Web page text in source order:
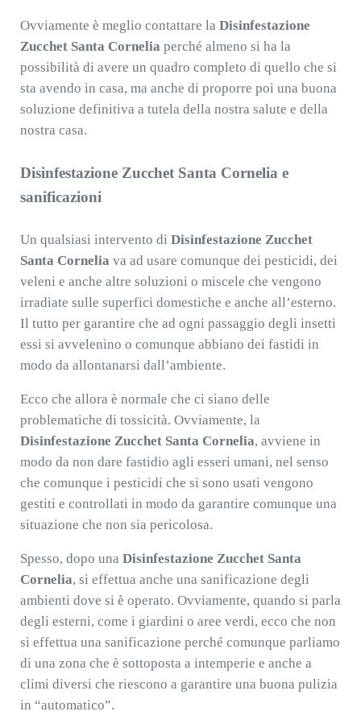
Ovviamente è meglio contattare la Disinfestazione
Zucchet Santa Cornelia perché almeno si ha la
possibilità di avere un quadro completo di quello che si
sta avendo in casa, ma anche di proporre poi una buona
soluzione definitiva a tutela della nostra salute e della
nostra casa.
Disinfestazione Zucchet Santa Cornelia e
sanificazioni
Un qualsiasi intervento di Disinfestazione Zucchet
Santa Cornelia va ad usare comunque dei pesticidi, dei
veleni e anche altre soluzioni o miscele che vengono
irradiate sulle superfici domestiche e anche all’esterno.
Il tutto per garantire che ad ogni passaggio degli insetti
essi si avvelenino o comunque abbiano dei fastidi in
modo da allontanarsi dall’ambiente.
Ecco che allora è normale che ci siano delle
problematiche di tossicità. Ovviamente, la
Disinfestazione Zucchet Santa Cornelia, avviene in
modo da non dare fastidio agli esseri umani, nel senso
che comunque i pesticidi che si sono usati vengono
gestiti e controllati in modo da garantire comunque una
situazione che non sia pericolosa.
Spesso, dopo una Disinfestazione Zucchet Santa
Cornelia, si effettua anche una sanificazione degli
ambienti dove si è operato. Ovviamente, quando si parla
degli esterni, come i giardini o aree verdi, ecco che non
si effettua una sanificazione perché comunque parliamo
di una zona che è sottoposta a intemperie e anche a
climi diversi che riescono a garantire una buona pulizia
in “automatico”.